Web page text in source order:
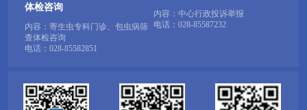
体检咨询
内容：寄生虫专科门诊、包虫病筛
查体检咨询
电话： 028-85582851
内容：中心行政投诉举报
电话： 028-85587232